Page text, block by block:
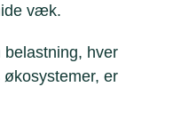
væk.
belastning, hver
er